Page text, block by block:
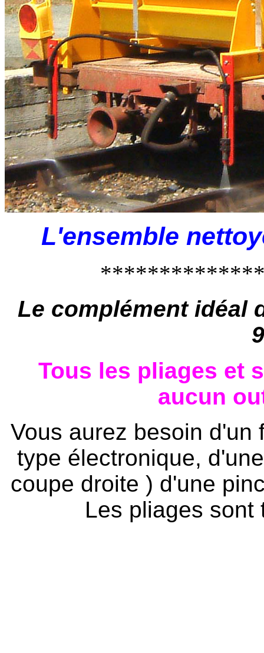
L'ensemble
Le complément idéal
Tous les pliages et
aucun
Vous aurez besoin d'un
type électronique,
coupe droite ) d'une
Les pliages sont